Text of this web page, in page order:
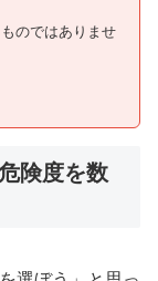
のではありませ
険度を数